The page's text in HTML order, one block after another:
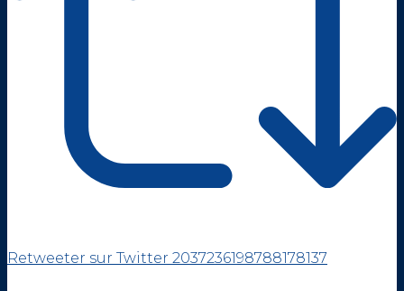
Retweeter sur Twitter 2037236198788178137